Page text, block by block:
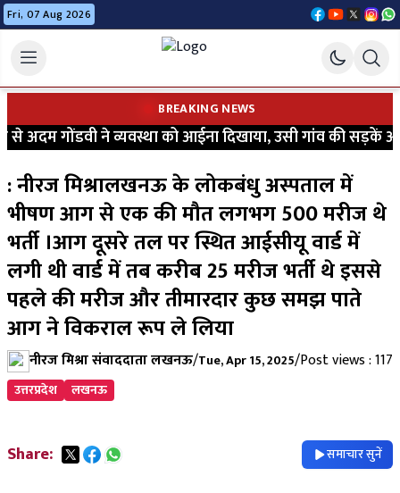
Fri, 07 Aug 2026
BREAKING NEWS
अदम गोंडवी ने व्यवस्था को आईना दिखाया, उसी गांव की सड़कें
: नीरज मिश्रालखनऊ के लोकबंधु अस्पताल में
भीषण आग से एक की मौत लगभग 500 मरीज थे
भर्ती ।आग दूसरे तल पर स्थित आईसीयू वार्ड में
लगी थी वार्ड में तब करीब 25 मरीज भर्ती थे इससे
पहले की मरीज और तीमारदार कुछ समझ पाते
आग ने विकराल रूप ले लिया
नीरज मिश्रा संवाददाता लखनऊ/Tue, Apr 15, 2025/Post views : 117
उत्तरप्रदेश लखनऊ
Share: समाचार सुनें